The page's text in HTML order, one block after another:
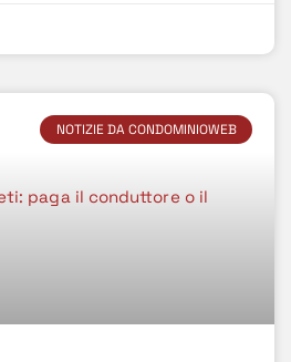
NOTIZIE DA CONDOMINIOWEB